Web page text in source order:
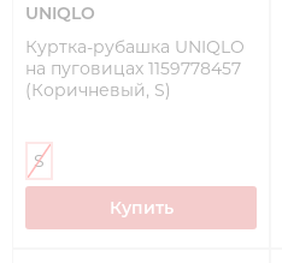
UNIQLO
Куртка-рубашка UNIQLO
на пуговицах 1159778457
(Коричневый, S)
S
Купить